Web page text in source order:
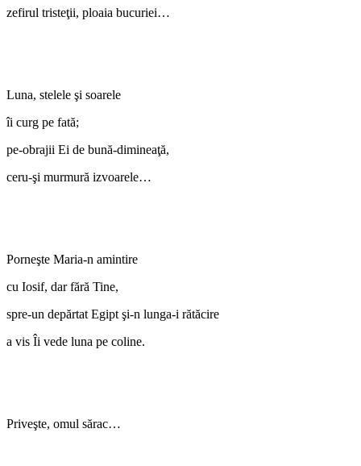
zefirul tristeţii, ploaia bucuriei…
Luna, stelele şi soarele
îi curg pe fată;
pe-obrajii Ei de bună-dimineaţă,
ceru-şi murmură izvoarele…
Porneşte Maria-n amintire
cu Iosif, dar fără Tine,
spre-un depărtat Egipt şi-n lunga-i rătăcire
a vis Îi vede luna pe coline.
Priveşte, omul sărac…